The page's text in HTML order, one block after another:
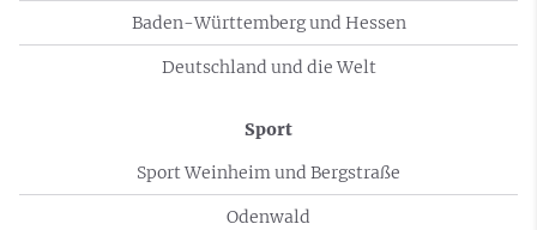
Baden-Württemberg und Hessen
Deutschland und die Welt
Sport
Sport Weinheim und Bergstraße
Odenwald